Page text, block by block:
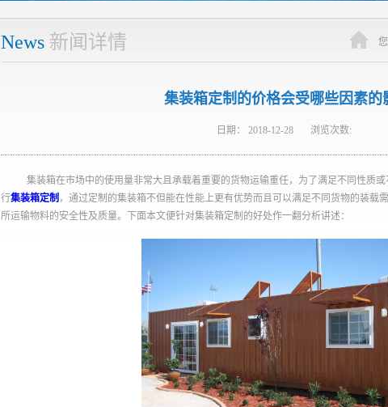
News 新闻详情
集装箱定制的价格会受哪些因素的
日期： 2018-12-28 浏览次数:
集装箱在市场中的使用量非常大且承载着重要的货物运输重任，为了满足不同性质
行集装箱定制 ，通过定制的集装箱不但能在性能上更有优势而且可以满足不同货物的装载
所运输物料的安全性及质量。下面本文便针对集装箱定制的好处作一翻分析讲述：